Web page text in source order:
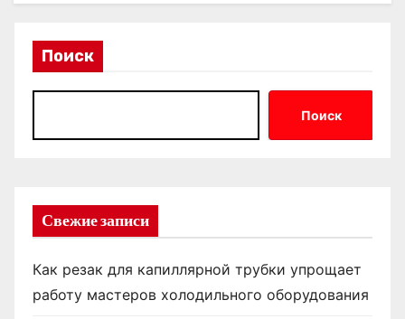
Поиск
Поиск
Свежие записи
Как резак для капиллярной трубки упрощает
работу мастеров холодильного оборудования